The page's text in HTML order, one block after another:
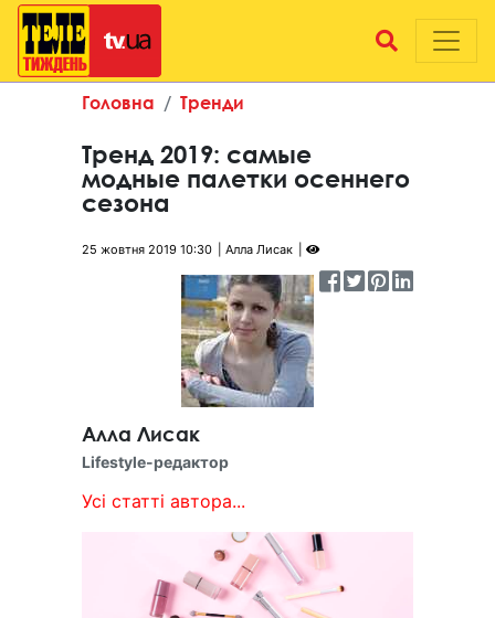
Головна Тренди
Тренд 2019: самые
модные палетки осеннего
сезона
25 жовтня 2019 10:30 Алла Лисак
Алла Лисак
Lifestyle-редактор
Усі статті автора...